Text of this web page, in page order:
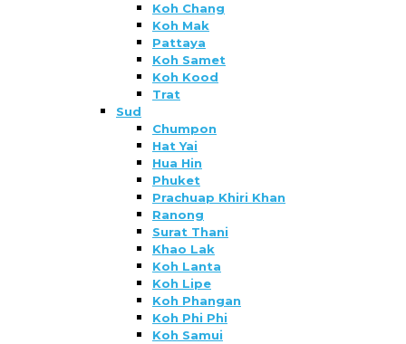
Koh Chang
Koh Mak
Pattaya
Koh Samet
Koh Kood
Trat
Sud
Chumpon
Hat Yai
Hua Hin
Phuket
Prachuap Khiri Khan
Ranong
Surat Thani
Khao Lak
Koh Lanta
Koh Lipe
Koh Phangan
Koh Phi Phi
Koh Samui